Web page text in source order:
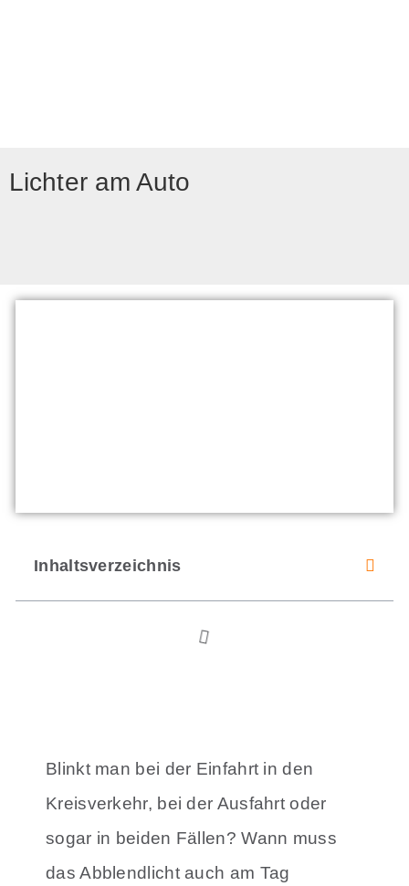
Lichter am Auto
Inhaltsverzeichnis
Blinkt man bei der Einfahrt in den
Kreisverkehr, bei der Ausfahrt oder
sogar in beiden Fällen? Wann muss
das Abblendlicht auch am Tag